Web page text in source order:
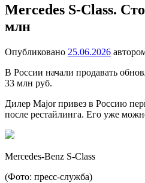
Mercedes S-Class.
млн
Опубликовано 25.06.2026
В России начали продавать
33 млн руб.
Дилер Major привез в Россию
после рестайлинга. Его уже
Mercedes-Benz S-Class
(Фото: пресс-служба)